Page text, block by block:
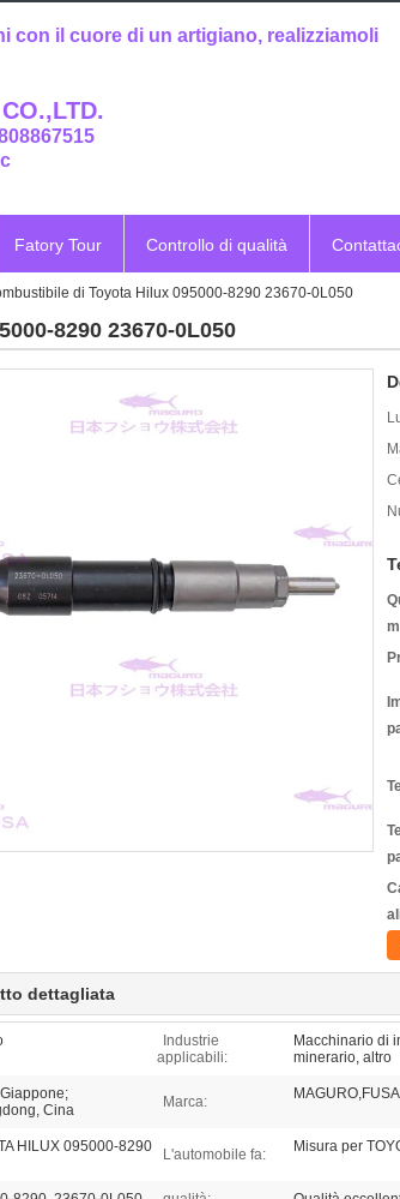
con il cuore di un artigiano, realizziamoli
Fatory Tour Controllo di qualità
di Toyota Hilux 095000-8290 23670-0L050
8290 23670-0L050
dettagliata
Industrie
applicabili:
Macchinario di
minerario, altro
Cina
Marca:
HILUX 095000-8290 L'automobile fa: Misura per